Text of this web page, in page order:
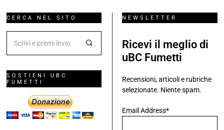
CERCA NEL SITO
SOSTIENI UBC
FUMETTI
NEWSLETTER
Ricevi il meglio di
uBC Fumetti
Recensioni, articoli e rubriche
selezionate. Niente spam.
Email Address*